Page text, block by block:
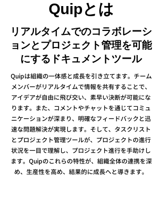
Quipとは
リアルタイムでのコラボレーシ
ョンとプロジェクト管理を可能
にするドキュメントツール
Quipは組織の一体感と成長を引き立てます。チーム
メンバーがリアルタイムで情報を共有することで、
アイデアが自由に飛び交い、素早い決断が可能にな
ります。また、コメントやチャットを通じてコミュ
ニケーションが深まり、明確なフィードバックと迅
速な問題解決が実現します。そして、タスクリスト
とプロジェクト管理ツールが、プロジェクトの進行
状況を一目で理解し、プロジェクト進行を手助けし
ます。Quipのこれらの特性が、組織全体の連携を深
め、生産性を高め、結果的に成長へと導きます。